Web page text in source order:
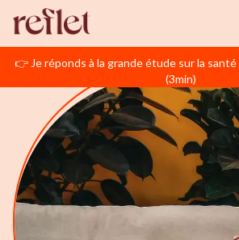
👉 Je réponds à la grande étude sur la
(3min)